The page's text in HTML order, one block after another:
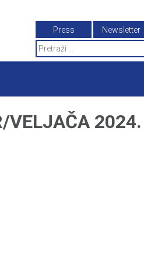
Press Newsletter
VELJAČA